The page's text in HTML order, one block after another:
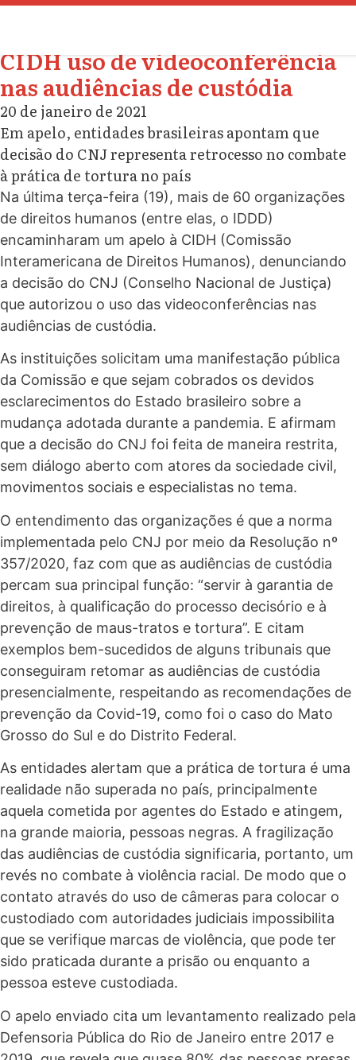
CIDH uso de videoconferência
nas audiências de custódia
20 de janeiro de 2021
Em apelo, entidades brasileiras apontam que
decisão do CNJ representa retrocesso no combate
à prática de tortura no país
Na última terça-feira (19), mais de 60 organizações
de direitos humanos (entre elas, o IDDD)
encaminharam um apelo à CIDH (Comissão
Interamericana de Direitos Humanos), denunciando
a decisão do CNJ (Conselho Nacional de Justiça)
que autorizou o uso das videoconferências nas
audiências de custódia.
As instituições solicitam uma manifestação pública
da Comissão e que sejam cobrados os devidos
esclarecimentos do Estado brasileiro sobre a
mudança adotada durante a pandemia. E afirmam
que a decisão do CNJ foi feita de maneira restrita,
sem diálogo aberto com atores da sociedade civil,
movimentos sociais e especialistas no tema.
O entendimento das organizações é que a norma
implementada pelo CNJ por meio da Resolução nº
357/2020, faz com que as audiências de custódia
percam sua principal função: “servir à garantia de
direitos, à qualificação do processo decisório e à
prevenção de maus-tratos e tortura”. E citam
exemplos bem-sucedidos de alguns tribunais que
conseguiram retomar as audiências de custódia
presencialmente, respeitando as recomendações de
prevenção da Covid-19, como foi o caso do Mato
Grosso do Sul e do Distrito Federal.
As entidades alertam que a prática de tortura é uma
realidade não superada no país, principalmente
aquela cometida por agentes do Estado e atingem,
na grande maioria, pessoas negras. A fragilização
das audiências de custódia significaria, portanto, um
revés no combate à violência racial. De modo que o
contato através do uso de câmeras para colocar o
custodiado com autoridades judiciais impossibilita
que se verifique marcas de violência, que pode ter
sido praticada durante a prisão ou enquanto a
pessoa esteve custodiada.
O apelo enviado cita um levantamento realizado pela
Defensoria Pública do Rio de Janeiro entre 2017 e